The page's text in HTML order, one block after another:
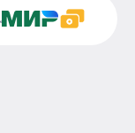
от 1790₽